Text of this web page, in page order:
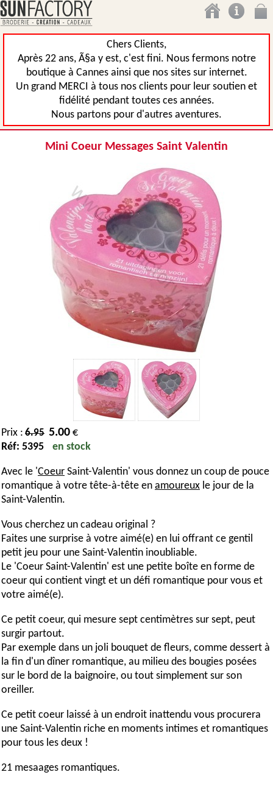
Chers Clients,
Après 22 ans, Ã§a y est, c'est fini. Nous fermons notre
boutique à Cannes ainsi que nos sites sur internet.
Un grand MERCI à tous nos clients pour leur soutien et
fidélité pendant toutes ces années.
Nous partons pour d'autres aventures.
Mini Coeur Messages Saint Valentin
Prix : 6.95 5.00 €
Réf: 5395
en stock
Avec le 'Coeur Saint-Valentin' vous donnez un coup de pouce
romantique à votre tête-à-tête en amoureux le jour de la
Saint-Valentin.
Vous cherchez un cadeau original ?
Faites une surprise à votre aimé(e) en lui offrant ce gentil
petit jeu pour une Saint-Valentin inoubliable.
Le 'Coeur Saint-Valentin' est une petite boîte en forme de
coeur qui contient vingt et un défi romantique pour vous et
votre aimé(e).
Ce petit coeur, qui mesure sept centimètres sur sept, peut
surgir partout.
Par exemple dans un joli bouquet de fleurs, comme dessert à
la fin d'un dîner romantique, au milieu des bougies posées
sur le bord de la baignoire, ou tout simplement sur son
oreiller.
Ce petit coeur laissé à un endroit inattendu vous procurera
une Saint-Valentin riche en moments intimes et romantiques
pour tous les deux !
21 mesaages romantiques.